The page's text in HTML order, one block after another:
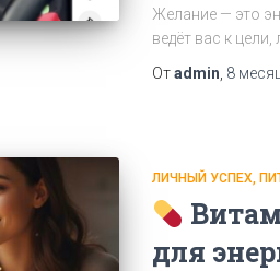
Желание — это
ведёт вас к
Отadmin 8
ЛИЧНЫЙ УСПЕХ
для